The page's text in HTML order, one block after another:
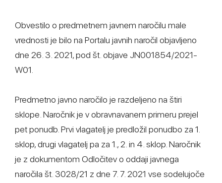
Obvestilo o predmetnem javnem naročilu male
vrednosti je bilo na Portalu javnih naročil objavljeno
dne 26. 3. 2021, pod št. objave JN001854/2021-
W01.
Predmetno javno naročilo je razdeljeno na štiri
sklope. Naročnik je v obravnavanem primeru prejel
pet ponudb. Prvi vlagatelj je predložil ponudbo za 1.
sklop, drugi vlagatelj pa za 1., 2. in 4. sklop. Naročnik
je z dokumentom Odločitev o oddaji javnega
naročila št. 3028/21 z dne 7. 7. 2021 vse sodelujoče